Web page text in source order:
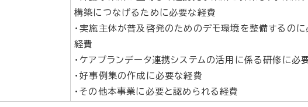
構築につなげるために必要な経費
・実施主体が普及啓発のためのデモ環境を整備するのに
経費
・ケアプランデータ連携システムの活用に係る研修に必
・好事例集の作成に必要な経費
・その他本事業に必要と認められる経費